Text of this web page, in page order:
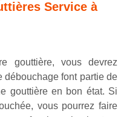
Service à
gouttière, vous devrez
débouchage font partie de
gouttière en bon état. Si
vous pourrez faire